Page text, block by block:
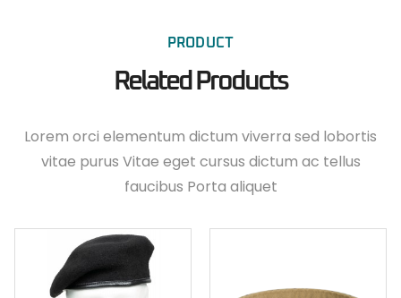
PRODUCT
Related Products
Lorem orci elementum dictum viverra sed lobortis
vitae purus Vitae eget cursus dictum ac tellus
faucibus Porta aliquet